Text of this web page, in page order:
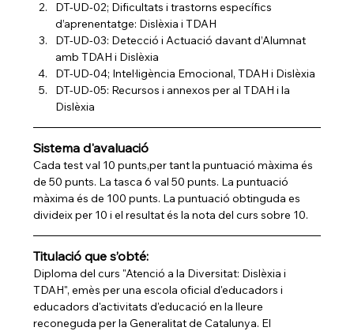
DT-UD-02; Dificultats i trastorns específics
d’aprenentatge: Dislèxia i TDAH
DT-UD-03: Detecció i Actuació davant d’Alumnat
amb TDAH i Dislèxia
DT-UD-04; Intel·ligència Emocional, TDAH i Dislèxia
DT-UD-05: Recursos i annexos per al TDAH i la
Dislèxia
Sistema d'avaluació
Cada test val 10 punts,per tant la puntuació màxima és
de 50 punts. La tasca 6 val 50 punts. La puntuació
màxima és de 100 punts. La puntuació obtinguda es
divideix per 10 i el resultat és la nota del curs sobre 10.
Titulació que s’obté:
Diploma del curs "Atenció a la Diversitat: Dislèxia i
TDAH", emès per una escola oficial d'educadors i
educadors d'activitats d'educació en la lleure
reconeguda per la Generalitat de Catalunya. El